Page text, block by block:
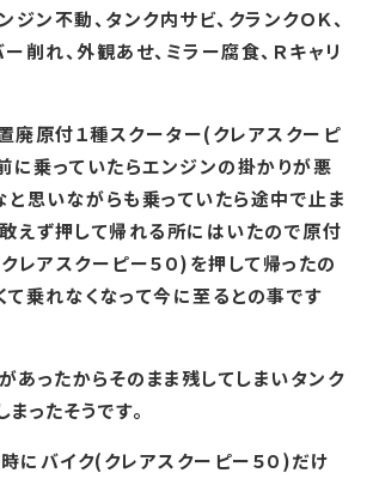
ジン不動、タンク内サビ、クランクＯＫ、
削れ、外観あせ、ミラー腐食、Ｒキャリ
廃原付１種スクーター(クレアスクーピ
に乗っていたらエンジンの掛かりが悪
と思いながらも乗っていたら途中で止ま
敢えず押して帰れる所にはいたので原付
レアスクーピー５０)を押して帰ったの
て乗れなくなって今に至るとの事です
あったからそのまま残してしまいタンク
ったそうです。
にバイク(クレアスクーピー５０)だけ